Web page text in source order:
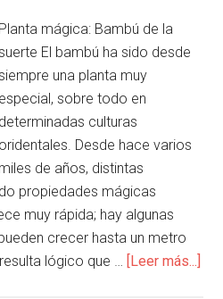
Planta mágica: Bambú de la
El bambú ha sido desde
una planta muy
especial, sobre todo en
determinadas culturas
oridentales. Desde hace varios
miles de años, distintas
propiedades mágicas
muy rápida; hay algunas
crecer hasta un metro
lógico que …
[Leer más...]